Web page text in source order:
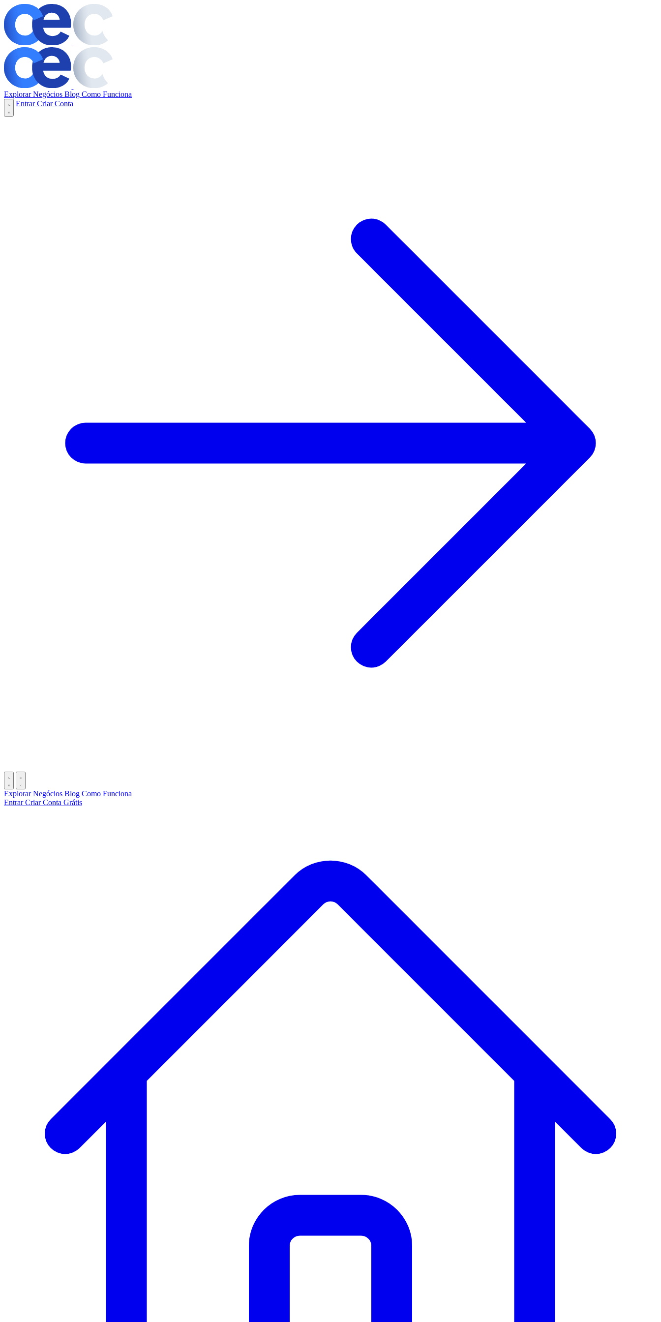
Explorar Negócios Blog Como Funciona
EntrarCriar Conta
Explorar Negócios Blog Como Funciona
EntrarCriar Conta Grátis